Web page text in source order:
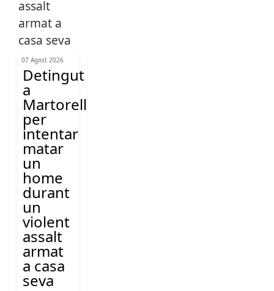
07 Agost 2026
Detingut
a
Martorell
per
intentar
matar
un
home
durant
un
violent
assalt
armat
a casa
seva